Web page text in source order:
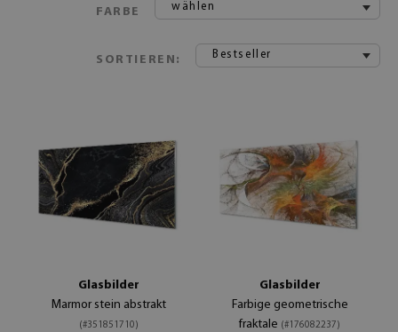
FARBE wählen
SORTIEREN: Bestseller
Glasbilder
Marmor stein abstrakt
(#351851710)
Glasbilder
Farbige geometrische
fraktale (#176082237)